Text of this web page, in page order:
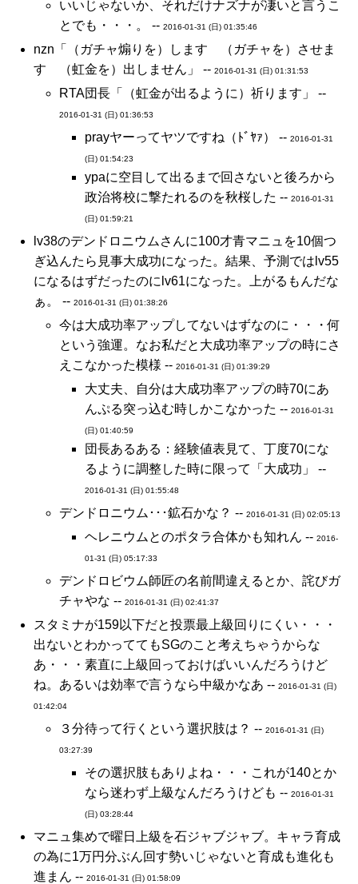
いいじゃないか、それだけナズナが凄いと言うこ
とでも・・・。 -- 2016-01-31 (日) 01:35:46
nzn「（ガチャ煽りを）します （ガチャを）させま
す （虹金を）出しません」 -- 2016-01-31 (日) 01:31:53
RTA団長「（虹金が出るように）祈ります」 --
2016-01-31 (日) 01:36:53
prayヤーってヤツですね（ﾄﾞﾔｧ） -- 2016-01-31
(日) 01:54:23
ураに空目して出るまで回さないと後ろから
政治将校に撃たれるのを秋桜した -- 2016-01-31
(日) 01:59:21
lv38のデンドロニウムさんに100才青マニュを10個つ
ぎ込んたら見事大成功になった。結果、予測ではlv55
になるはずだったのにlv61になった。上がるもんだな
ぁ。 -- 2016-01-31 (日) 01:38:26
今は大成功率アップしてないはずなのに・・・何
という強運。なお私だと大成功率アップの時にさ
えこなかった模様 -- 2016-01-31 (日) 01:39:29
大丈夫、自分は大成功率アップの時70にあ
んぷる突っ込む時しかこなかった -- 2016-01-31
(日) 01:40:59
団長あるある：経験値表見て、丁度70にな
るように調整した時に限って「大成功」 --
2016-01-31 (日) 01:55:48
デンドロニウム･･･鉱石かな？ -- 2016-01-31 (日) 02:05:13
ヘレニウムとのポタラ合体かも知れん -- 2016-
01-31 (日) 05:17:33
デンドロビウム師匠の名前間違えるとか、詫びガ
チャやな -- 2016-01-31 (日) 02:41:37
スタミナが159以下だと投票最上級回りにくい・・・
出ないとわかっててもSGのこと考えちゃうからな
あ・・・素直に上級回っておけばいいんだろうけど
ね。あるいは効率で言うなら中級かなあ -- 2016-01-31 (日)
01:42:04
３分待って行くという選択肢は？ -- 2016-01-31 (日)
03:27:39
その選択肢もありよね・・・これが140とか
なら迷わず上級なんだろうけども -- 2016-01-31
(日) 03:28:44
マニュ集めで曜日上級を石ジャブジャブ。キャラ育成
の為に1万円分ぶん回す勢いじゃないと育成も進化も
進まん -- 2016-01-31 (日) 01:58:09